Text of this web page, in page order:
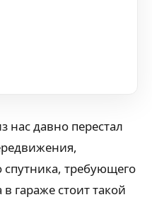
нас давно перестал
требующего
гараже стоит такой